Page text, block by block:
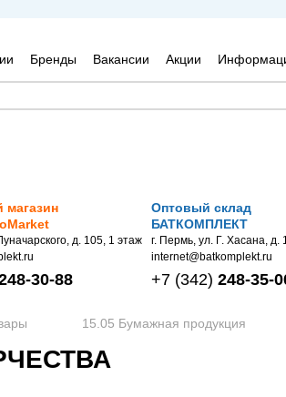
Бренды Вакансии Акции
магазин
д. 105, 1 этаж
30-88
Оптовый склад
БАТКОМПЛЕКТ
г. Пермь, ул. Г. Хасана, д.
internet@batkomplekt.ru
+7 (342) 248-35-
15.05 Бумажная продукция